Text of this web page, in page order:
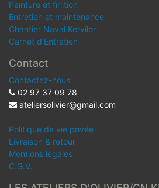
Peinture et finition
Entretien et maintenance
Chantier Naval Kervilor
Carnet d'Entretien
Contact
Contactez-nous
02 97 37 09 78
ateliersolivier@gmail.com
Politique de vie privée
Livraison & retour
Mentions légales
C.G.V.